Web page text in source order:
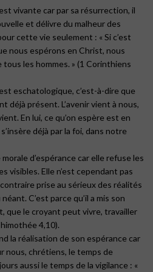
vivante car par sa résurrection, il
et délivre du malheur des
cette vie seulement : « Si c’est
nous espérons en Christ, nous
tous les hommes. » (1 Corinthiens
eschatologique, c’est-à-dire que
présent. L’avenir vient à nous,
En lui, ce qu’on espère est en
déjà par la foi, dans notre
d’espérance car elle refuse les
visibles. Elle n’est cependant pas
prise au sérieux des réalités
C’est parce qu’il a mis son
que le croyant peut vivre, travailler
4,10).
la réalisation de son espérance car
nous, chrétiens, le temps de
aussi le temps de la vigilance : «